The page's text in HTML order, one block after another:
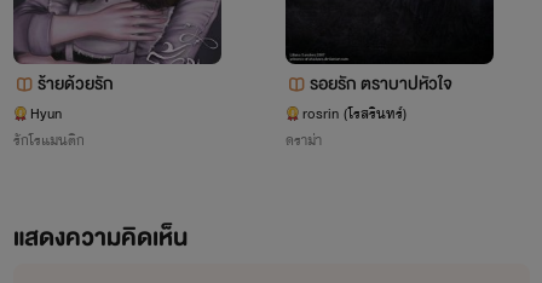
ร้ายด้วยรัก
Hyun
รักโรแมนติก
รอยรัก ตราบาปหัวใจ
rosrin (โรสรินทร์)
ดราม่า
แสดงความคิดเห็น